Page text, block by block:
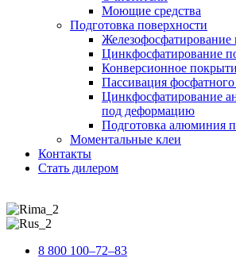
Моющие средства
Подготовка поверхности
Железофосфатирование
Цинкфосфатирование
Конверсионное
Пассивация фосфатного
Цинкфосфатирование
под деформацию
Подготовка алюминия
Моментальные клеи
Контакты
Стать дилером
8 800 100–72–83